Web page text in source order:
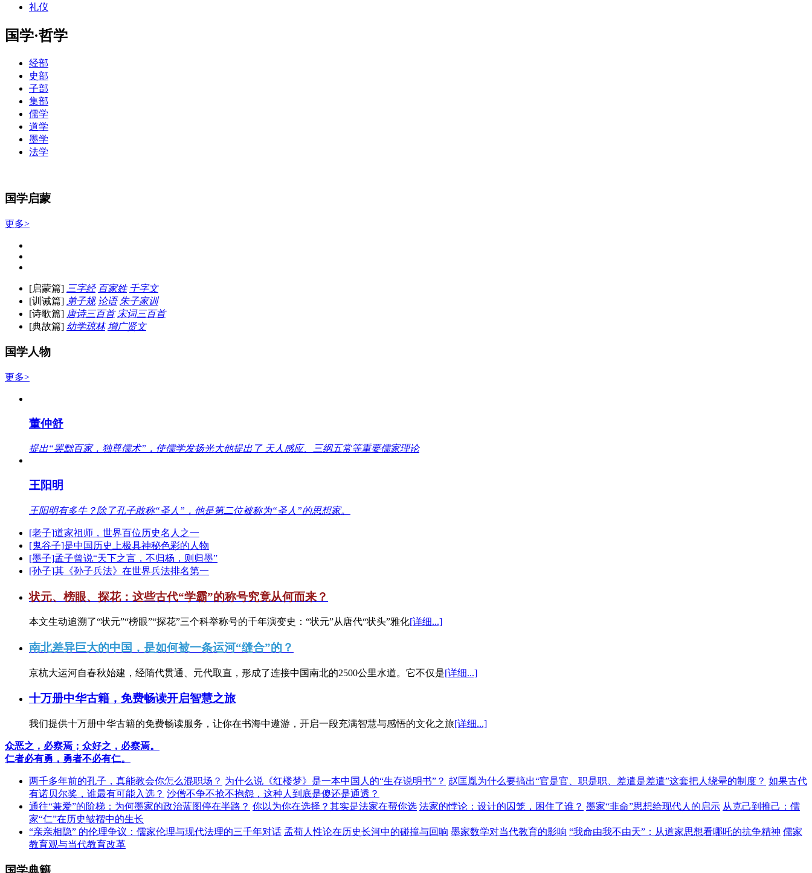
礼仪
国学·哲学
经部
史部
子部
集部
儒学
道学
墨学
法学
国学启蒙
更多>
[启蒙篇] 三字经 百家姓 千字文
[训诫篇] 弟子规 论语 朱子家训
[诗歌篇] 唐诗三百首 宋词三百首
[典故篇] 幼学琼林 增广贤文
国学人物
更多>
董仲舒
提出“罢黜百家，独尊儒术”，使儒学发扬光大他提出了 天人感应、三纲五常等重要儒家理论
王阳明
王阳明有多牛？除了孔子敢称“圣人”，他是第二位被称为“圣人”的思想家。
[老子]道家祖师，世界百位历史名人之一
[鬼谷子]是中国历史上极具神秘色彩的人物
[墨子]孟子曾说“天下之言，不归杨，则归墨”
[孙子]其《孙子兵法》在世界兵法排名第一
状元、榜眼、探花：这些古代“学霸”的称号究竟从何而来？
本文生动追溯了“状元”“榜眼”“探花”三个科举称号的千年演变史：“状元”从唐代“状头”雅化[详细...]
南北差异巨大的中国，是如何被一条运河“缝合”的？
京杭大运河自春秋始建，经隋代贯通、元代取直，形成了连接中国南北的2500公里水道。它不仅是[详细...]
十万册中华古籍，免费畅读开启智慧之旅
我们提供十万册中华古籍的免费畅读服务，让你在书海中遨游，开启一段充满智慧与感悟的文化之旅[详细...]
众恶之，必察焉；众好之，必察焉。
仁者必有勇，勇者不必有仁。
两千多年前的孔子，真能教会你怎么混职场？ 为什么说《红楼梦》是一本中国人的“生存说明书”？ 赵匡胤为什么要搞出“官是官、职是职、差遣是差遣”这套把人绕晕的制度？ 如果古代
有诺贝尔奖，谁最有可能入选？ 沙僧不争不抢不抱怨，这种人到底是傻还是通透？
通往“兼爱”的阶梯：为何墨家的政治蓝图停在半路？ 你以为你在选择？其实是法家在帮你选 法家的悖论：设计的囚笼，困住了谁？ 墨家“非命”思想给现代人的启示 从克己到推己：儒
家“仁”在历史皱褶中的生长
“亲亲相隐” 的伦理争议：儒家伦理与现代法理的三千年对话 孟荀人性论在历史长河中的碰撞与回响 墨家数学对当代教育的影响 “我命由我不由天”：从道家思想看哪吒的抗争精神 儒家
教育观与当代教育改革
国学典籍